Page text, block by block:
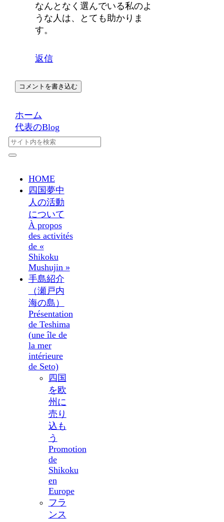
なんとなく選んでいる私のよ
うな人は、とても助かりま
す。
返信
コメントを書き込む
ホーム
代表のBlog
HOME
四国夢中
人の活動
について
À propos
des activités
de «
Shikoku
Mushujin »
手島紹介
（瀬戸内
海の島）
Présentation
de Teshima
(une île de
la mer
intérieure
de Seto)
四国
を欧
州に
売り
込も
う
Promotion
de
Shikoku
en
Europe
フラ
ンス